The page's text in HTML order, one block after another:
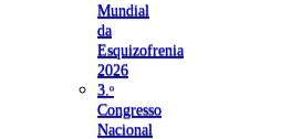
Mundial
da
Esquizofrenia
2026
3.ᵒ
Congresso
Nacional